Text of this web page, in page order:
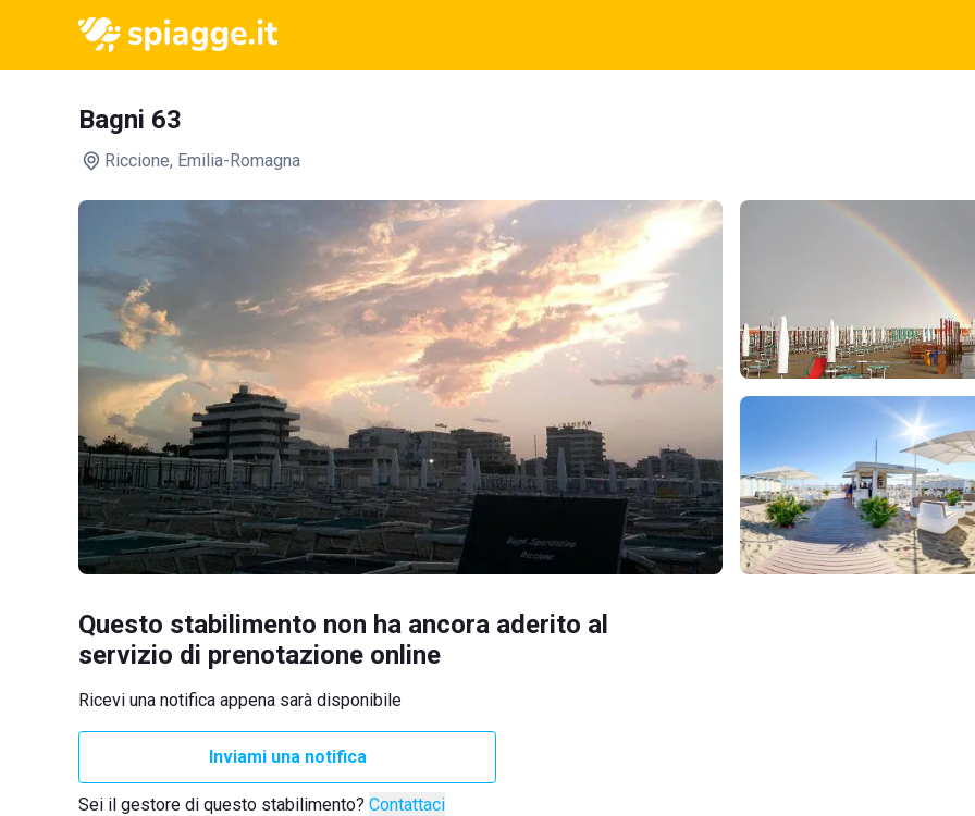
Bagni 63
Riccione, Emilia-Romagna
Questo stabilimento non ha ancora aderito al
servizio di prenotazione online
Ricevi una notifica appena sarà disponibile
Inviami una notifica
Sei il gestore di questo stabilimento? Contattaci